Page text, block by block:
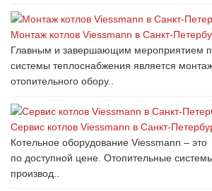
Монтаж котлов Viessmann в Санкт-
Главным и завершающим мероприятием
системы теплоснабжения является
отопительного обору..
Сервис котлов Viessmann в Санкт-
Котельное оборудование Viessmann – это
по доступной цене. Отопительные
производ..